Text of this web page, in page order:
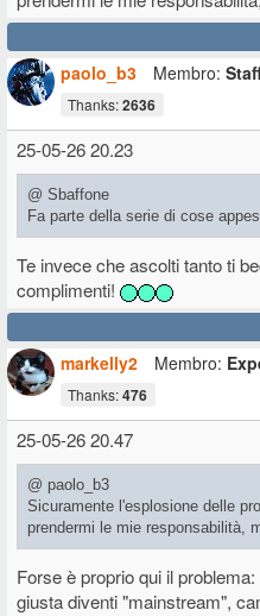
paolo_b3
Membro:
Thanks:2636
25-05-26 20.23
@ Sbaffone
Fa parte della serie di cose
Te invece che ascolti tanto ti
complimenti!
markelly2
Membro:
Thanks:476
25-05-26 20.47
@ paolo_b3
Sicuramente l'esplosione delle
prendermi le mie responsabilità,
Forse è proprio qui il
giusta diventi "mainstream",